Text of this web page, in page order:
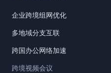
企业跨境组网优化
多地域分支互联
跨国办公网络加速
跨境视频会议